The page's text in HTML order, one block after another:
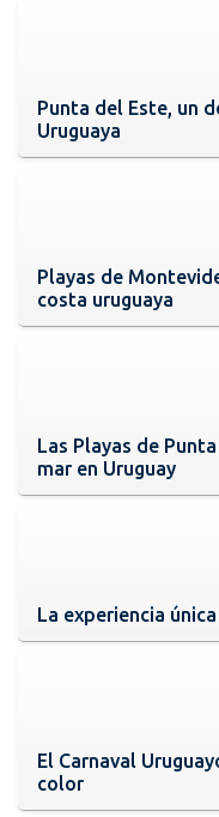
Punta del Este, un
Uruguaya
Playas de
costa uruguaya
Las Playas de
mar en Uruguay
La experiencia
El Carnaval
color